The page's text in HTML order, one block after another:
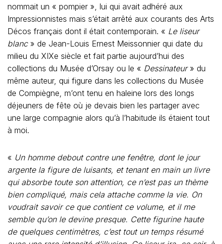
nommait un « pompier », lui qui avait adhéré aux
Impressionnistes mais s’était arrêté aux courants des Arts
Décos français dont il était contemporain. « Le liseur
blanc» de Jean-Louis Ernest Meissonnier qui date du
milieu du XIXe siècle et fait partie aujourd’hui des
collections du Musée d’Orsay ou le « Dessinateur » du
même auteur, qui figure dans les collections du Musée
de Compiègne, m’ont tenu en haleine lors des longs
déjeuners de fête où je devais bien les partager avec
une large compagnie alors qu’à l’habitude ils étaient tout
à moi.
« Un homme debout contre une fenêtre, dont le jour
argente la figure de luisants, et tenant en main un livre
qui absorbe toute son attention, ce n’est pas un thème
bien compliqué, mais cela attache comme la vie. On
voudrait savoir ce que contient ce volume, et il me
semble qu’on le devine presque. Cette figurine haute
de quelques centimètres, c’est tout un temps résumé